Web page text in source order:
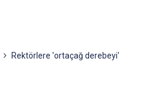
Rektörlere 'ortaçağ derebeyi'